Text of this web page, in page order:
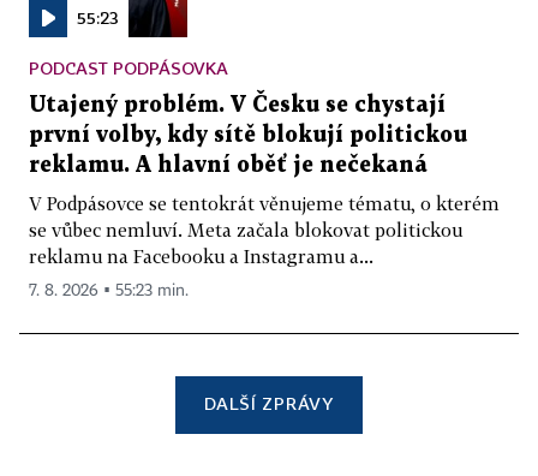
55:23
PODCAST PODPÁSOVKA
Utajený problém. V Česku se chystají
první volby, kdy sítě blokují politickou
reklamu. A hlavní oběť je nečekaná
V Podpásovce se tentokrát věnujeme tématu, o kterém
se vůbec nemluví. Meta začala blokovat politickou
reklamu na Facebooku a Instagramu a...
7. 8. 2026 ▪ 55:23 min.
DALŠÍ ZPRÁVY